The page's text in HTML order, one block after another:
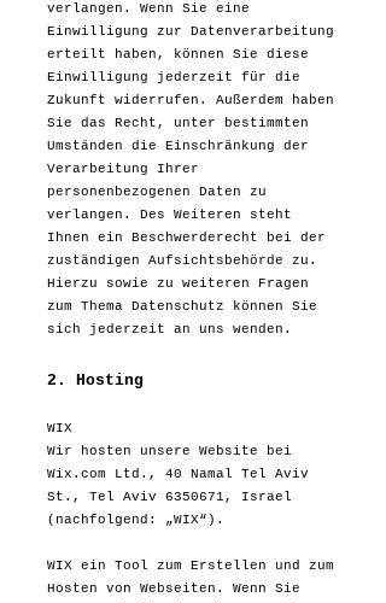
verlangen. Wenn Sie eine
Einwilligung zur Datenverarbeitung
erteilt haben, können Sie diese
Einwilligung jederzeit für die
Zukunft widerrufen. Außerdem haben
Sie das Recht, unter bestimmten
Umständen die Einschränkung der
Verarbeitung Ihrer
personenbezogenen Daten zu
verlangen. Des Weiteren steht
Ihnen ein Beschwerderecht bei der
zuständigen Aufsichtsbehörde zu.
Hierzu sowie zu weiteren Fragen
zum Thema Datenschutz können Sie
sich jederzeit an uns wenden.
2. Hosting
WIX
Wir hosten unsere Website bei
Wix.com Ltd., 40 Namal Tel Aviv
St., Tel Aviv 6350671 , Israel
(nachfolgend: „WIX“).
WIX ein Tool zum Erstellen und zum
Hosten von Webseiten. Wenn Sie